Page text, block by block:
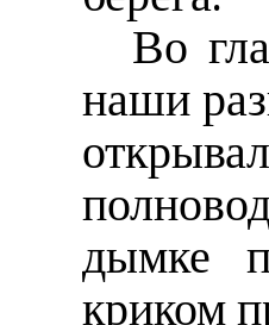
Во
наши
дымке
криком